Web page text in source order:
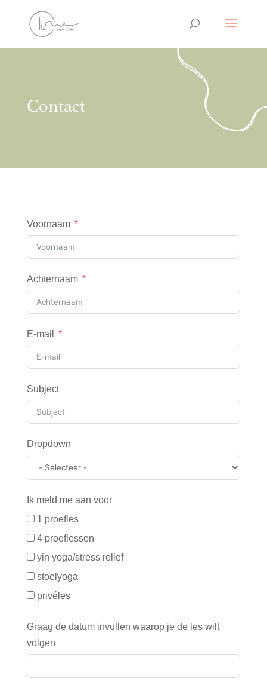
Contact
Voornaam
Achternaam
E-mail
Subject
Dropdown
Ik meld me aan voor
1 proefles
4 proeflessen
yin yoga/stress relief
stoelyoga
privéles
Graag de datum invullen waarop je de les wilt
volgen